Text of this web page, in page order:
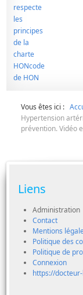
Vous êtes ici :
Hypertension
prévention. Vidéo
Liens
Administration
Contact
Mentions
Politique des
Politique de
Connexion
https://